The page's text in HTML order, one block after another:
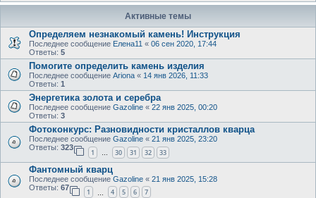
Активные темы
Определяем незнакомый камень! Инструкция
Последнее сообщение Елена11 « 06 сен 2020, 17:44
Ответы: 5
Помогите определить камень изделия
Последнее сообщение Ariona « 14 янв 2026, 11:33
Ответы: 1
Энергетика золота и серебра
Последнее сообщение Gazoline « 22 янв 2025, 00:20
Ответы: 3
Фотоконкурс: Разновидности кристаллов кварца
Последнее сообщение Gazoline « 21 янв 2025, 23:20
Ответы: 323
1 … 30 31 32 33
Фантомный кварц
Последнее сообщение Gazoline « 21 янв 2025, 15:28
Ответы: 67
1 4 5 6 7